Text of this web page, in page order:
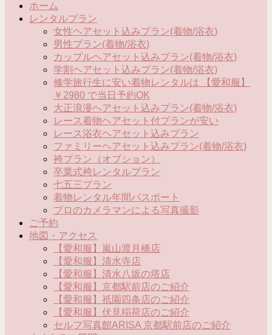
ホーム
レンタルプラン
女性ヘアセット込みプラン(着物/浴衣)
男性プラン(着物/浴衣)
カップルヘアセット込みプラン(着物/浴衣)
学割ヘアセット込みプラン(着物/浴衣)
修学旅行生に安い着物レンタルは 【愛和服】
￥2980 で当日予約OK
大正浪漫ヘアセット込みプラン(着物/浴衣)
レース着物ヘアセット付プランが安い
レース浴衣ヘアセット込みプラン
ファミリーヘアセット込みプラン(着物/浴衣)
袴プラン（オプション）
卒業式袴レンタルプラン
七五三プラン
着物レンタル年間パスポート
プロのカメラマンによる写真撮影
ご予約
地図・アクセス
【愛和服】嵐山渡月橋店
【愛和服】清水寺店
【愛和服】清水八坂の塔店
【愛和服】京都駅前店のご紹介
【愛和服】祇園四条店のご紹介
【愛和服】伏見稲荷店のご紹介
セルフ写真館ARISA 京都駅前店のご紹介